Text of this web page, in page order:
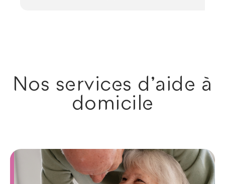
Nos services d'aide à
domicile